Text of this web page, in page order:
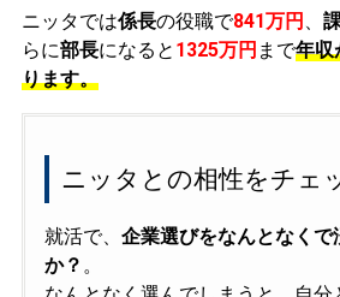
ニッタでは係長の役職で841万円
らに部長になると 1325万円 まで年収
ります。
ニッタとの相性をチェ
就活で、 企業選びをなんとなくで
か？ 。